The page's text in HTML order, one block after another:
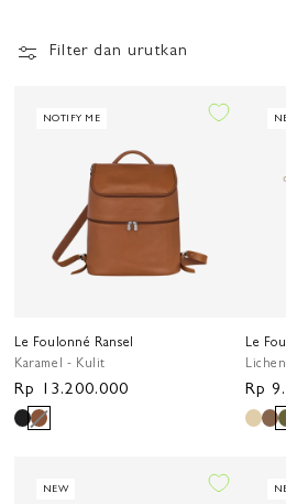
Filter dan urutkan
NOTIFY ME
Le Foulonné Ransel
Karamel - Kulit
Harga
reguler
Rp 13.200.000
Le
Rp
NEW